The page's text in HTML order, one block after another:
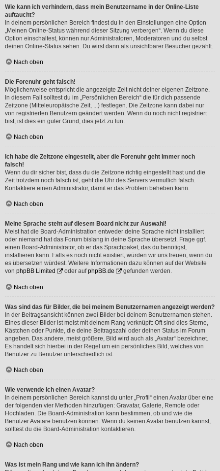
Wie kann ich verhindern, dass mein Benutzername in der Online-Liste
auftaucht?
In deinem persönlichen Bereich findest du in den Einstellungen eine Option
„Meinen Online-Status während dieser Sitzung verbergen“. Wenn du diese
Option einschaltest, können nur Administratoren, Moderatoren und du selbst
deinen Online-Status sehen. Du wirst dann als unsichtbarer Besucher gezählt.
Nach oben
Die Forenuhr geht falsch!
Möglicherweise entspricht die angezeigte Zeit nicht deiner eigenen Zeitzone.
In diesem Fall solltest du im „Persönlichen Bereich“ die für dich passende
Zeitzone (Mitteleuropäische Zeit, ...) festlegen. Die Zeitzone kann dabei nur
von registrierten Benutzern geändert werden. Wenn du noch nicht registriert
bist, ist dies ein guter Grund, dies jetzt zu tun.
Nach oben
Ich habe die Zeitzone eingestellt, aber die Forenuhr geht immer noch
falsch!
Wenn du dir sicher bist, dass du die Zeitzone richtig eingestellt hast und die
Zeit trotzdem noch falsch ist, geht die Uhr des Servers vermutlich falsch.
Kontaktiere einen Administrator, damit er das Problem beheben kann.
Nach oben
Meine Sprache steht auf diesem Board nicht zur Auswahl!
Meist hat die Board-Administration entweder deine Sprache nicht installiert
oder niemand hat das Forum bislang in deine Sprache übersetzt. Frage ggf.
einen Board-Administrator, ob er das Sprachpaket, das du benötigst,
installieren kann. Falls es noch nicht existiert, würden wir uns freuen, wenn du
es übersetzen würdest. Weitere Informationen dazu können auf der Website
von phpBB Limited oder aufphpBB.de gefunden werden.
Nach oben
Was sind das für Bilder, die bei meinem Benutzernamen angezeigt werden?
In der Beitragsansicht können zwei Bilder bei deinem Benutzernamen stehen.
Eines dieser Bilder ist meist mit deinem Rang verknüpft: Oft sind dies Sterne,
Kästchen oder Punkte, die deine Beitragszahl oder deinen Status im Forum
angeben. Das andere, meist größere, Bild wird auch als „Avatar“ bezeichnet.
Es handelt sich hierbei in der Regel um ein persönliches Bild, welches von
Benutzer zu Benutzer unterschiedlich ist.
Nach oben
Wie verwende ich einen Avatar?
In deinem persönlichen Bereich kannst du unter „Profil“ einen Avatar über eine
der folgenden vier Methoden hinzufügen: Gravatar, Galerie, Remote oder
Hochladen. Die Board-Administration kann bestimmen, ob und wie die
Benutzer Avatare benutzen können. Wenn du keinen Avatar benutzen kannst,
solltest du die Board-Administration kontaktieren.
Nach oben
Was ist mein Rang und wie kann ich ihn ändern?